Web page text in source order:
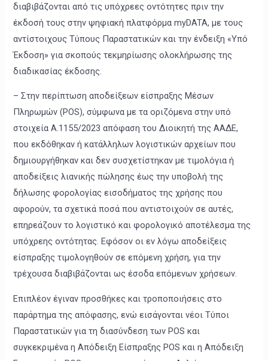
διαβιβάζονται από τις υπόχρεες οντότητες πριν την
έκδοσή τους στην ψηφιακή πλατφόρμα myDATA, με τους
αντίστοιχους Τύπους Παραστατικών και την ένδειξη «Υπό
Έκδοση» για σκοπούς τεκμηρίωσης ολοκλήρωσης της
διαδικασίας έκδοσης.
– Στην περίπτωση αποδείξεων είσπραξης Μέσων
Πληρωμών (POS), σύμφωνα με τα οριζόμενα στην υπό
στοιχεία Α.1155/2023 απόφαση του Διοικητή της ΑΑΔΕ,
που εκδόθηκαν ή κατάλληλων λογιστικών αρχείων που
δημιουργήθηκαν και δεν συσχετίστηκαν με τιμολόγια ή
αποδείξεις λιανικής πώλησης έως την υποβολή της
δήλωσης φορολογίας εισοδήματος της χρήσης που
αφορούν, τα σχετικά ποσά που αντιστοιχούν σε αυτές,
επηρεάζουν το λογιστικό και φορολογικό αποτέλεσμα της
υπόχρεης οντότητας. Εφόσον οι εν λόγω αποδείξεις
είσπραξης τιμολογηθούν σε επόμενη χρήση, για την
τρέχουσα διαβιβάζονται ως έσοδα επόμενων χρήσεων.
Επιπλέον έγιναν προσθήκες και τροποποιήσεις στο
παράρτημα της απόφασης, ενώ εισάγονται νέοι Τύποι
Παραστατικών για τη διασύνδεση των POS και
συγκεκριμένα η Απόδειξη Είσπραξης POS και η Απόδειξη